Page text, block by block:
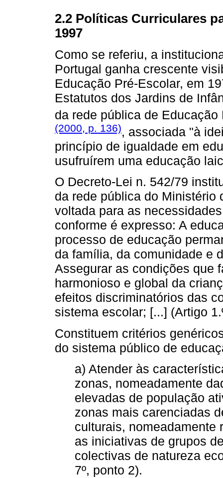
2.2 Políticas Curriculares
1997
Como se referiu, a
Portugal ganha crescente
Educação Pré-Escolar, em
Estatutos dos Jardins de
da rede pública de
(2000, p. 136), associada "à
princípio de igualdade em
usufruírem uma educação
O Decreto-Lei n. 542/79
da rede pública do Ministério
voltada para as
conforme é expresso: A
processo de educação
da família, da comunidade e
Assegurar as condições que
harmonioso e global da
efeitos discriminatórios das
sistema escolar; [...] (Artigo
Constituem critérios
do sistema público de
a) Atender às
zonas, nomeadamente
elevadas de população
zonas mais carenciadas
culturais, nomeadamente
as iniciativas de grupos
colectivas de natureza
7º, ponto 2).